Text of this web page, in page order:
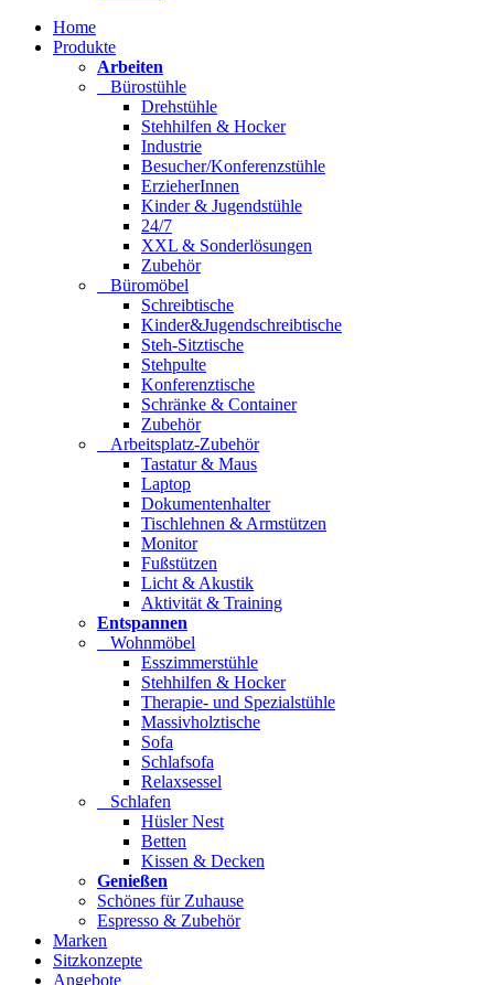
Home
Produkte
Arbeiten
Bürostühle
Drehstühle
Stehhilfen & Hocker
Industrie
Besucher/Konferenzstühle
ErzieherInnen
Kinder & Jugendstühle
24/7
XXL & Sonderlösungen
Zubehör
Büromöbel
Schreibtische
Kinder&Jugendschreibtische
Steh-Sitztische
Stehpulte
Konferenztische
Schränke & Container
Zubehör
Arbeitsplatz-Zubehör
Tastatur & Maus
Laptop
Dokumentenhalter
Tischlehnen & Armstützen
Monitor
Fußstützen
Licht & Akustik
Aktivität & Training
Entspannen
Wohnmöbel
Esszimmerstühle
Stehhilfen & Hocker
Therapie- und Spezialstühle
Massivholztische
Sofa
Schlafsofa
Relaxsessel
Schlafen
Hüsler Nest
Betten
Kissen & Decken
Genießen
Schönes für Zuhause
Espresso & Zubehör
Marken
Sitzkonzepte
Angebote